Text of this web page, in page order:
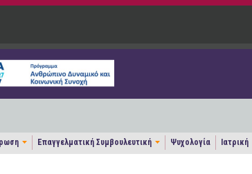
Επαγγελματική Συμβουλευτική Ψυχολογία Ιατρική